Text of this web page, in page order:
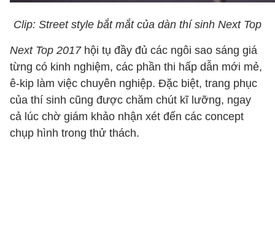
Clip: Street style bắt mắt của dàn thí sinh Next Top
Next Top 2017hội tụ đầy đủ các ngôi sao sáng giá
từng có kinh nghiệm, các phần thi hấp dẫn mới mẻ,
ê-kip làm việc chuyên nghiệp. Đặc biệt, trang phục
của thí sinh cũng được chăm chút kĩ lưỡng, ngay
cả lúc chờ giám khảo nhận xét đến các concept
chụp hình trong thử thách.